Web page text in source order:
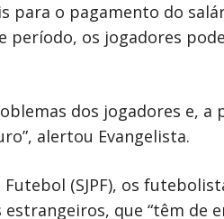
para o pagamento do
período, os jogadores
dos jogadores e, a
alertou Evangelista.
(SJPF), os
que “têm de